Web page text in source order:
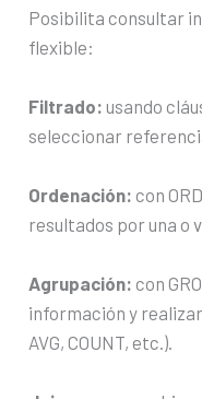
Posibilita consultar
flexible:
Filtrado:usando
seleccionar
Ordenación: con
resultados por una o
Agrupación: con
información y
AVG, COUNT, etc.).